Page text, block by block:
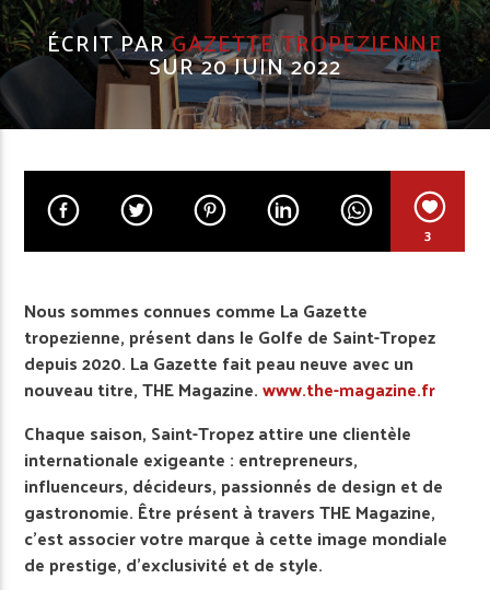
ÉCRIT PARGAZETTE TROPEZIENNE
SUR 20 JUIN 2022
3
Nous sommes connues comme La Gazette
tropezienne, présent dans le Golfe de Saint-Tropez
depuis 2020. La Gazette fait peau neuve avec un
nouveau titre, THE Magazine.www.the-magazine.fr
Chaque saison, Saint-Tropez attire une clientèle
internationale exigeante : entrepreneurs,
influenceurs, décideurs, passionnés de design et de
gastronomie. Être présent à travers THE Magazine,
c’est associer votre marque à cette image mondiale
de prestige, d’exclusivité et de style.